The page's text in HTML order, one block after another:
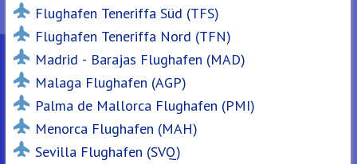
Flughafen Teneriffa Süd (TFS)
Flughafen Teneriffa Nord (TFN)
Madrid - Barajas Flughafen (MAD)
Malaga Flughafen (AGP)
Palma de Mallorca Flughafen (PMI)
Menorca Flughafen (MAH)
Sevilla Flughafen (SVQ)